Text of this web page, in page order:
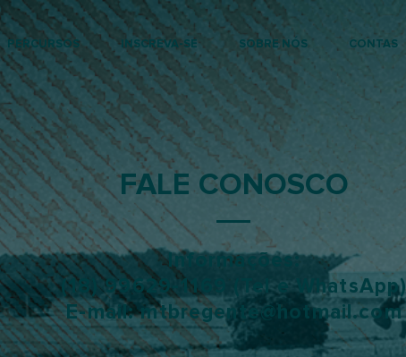
PERCURSOS INSCREVA-SE SOBRE NÓS CONTAS
FALE CONOSCO
Informações:
(18) 99629-1169 (Tel e WhatsApp)
E-mail:mtbregente@hotmail.com